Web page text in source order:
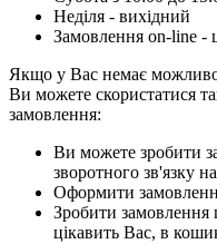
Неділя - вихідний
Замовлення on-line -
Якщо у Вас немає
Ви можете скористатися
замовлення:
Ви можете зробити
зворотного зв'язку
Оформити
Зробити
цікавить Вас, в